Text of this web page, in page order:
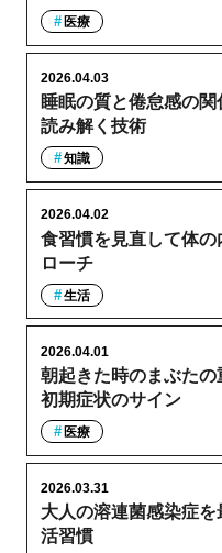
医療
睡眠の質と倦怠感の
読み解く技術
2026.04.03
知識
食習慣を見直して体
ローチ
2026.04.02
生活
朝起きた時のまぶた
初期症状のサイン
2026.04.01
医療
大人の溶連菌感染症
活習慣
2026.03.31